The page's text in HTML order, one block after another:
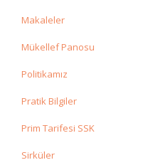
Makaleler
Mükellef Panosu
Politikamız
Pratik Bilgiler
Prim Tarifesi SSK
Sirküler